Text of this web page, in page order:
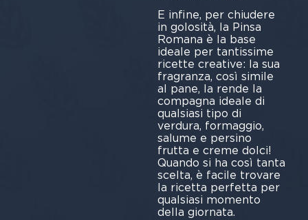
E infine, per chiudere
in golosità, la Pinsa
Romana è la base
ideale per tantissime
ricette creative: la sua
fragranza, così simile
al pane, la rende la
compagna ideale di
qualsiasi tipo di
verdura, formaggio,
salume e persino
frutta e creme dolci!
Quando si ha così tanta
scelta, è facile trovare
la ricetta perfetta per
qualsiasi momento
della giornata.